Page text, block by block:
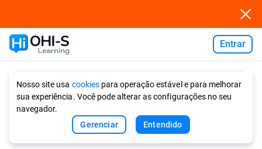
Entrar
Nosso site usa cookiespara operação estável e para melhorar
sua experiência. Você pode alterar as configurações no seu
navegador.
Gerenciar
Entendido